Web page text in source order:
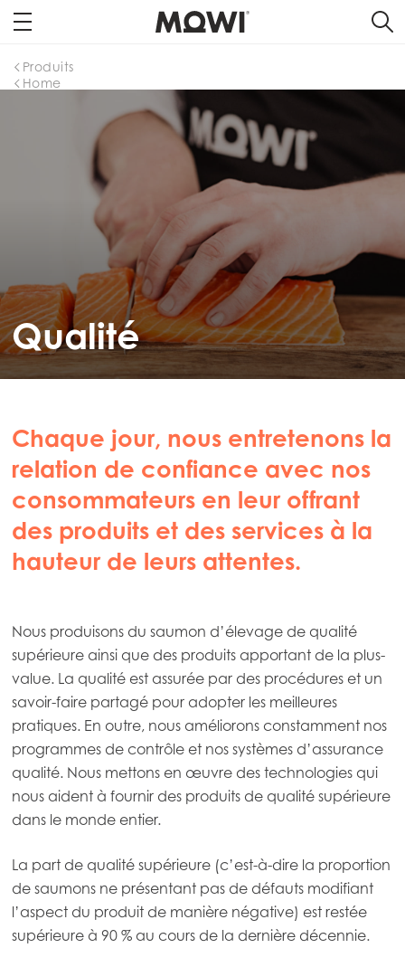
Home
Produits
Qualité
Chaque jour, nous entretenons la
relation de confiance avec nos
consommateurs en leur offrant
des produits et des services à la
hauteur de leurs attentes.
Nous produisons du saumon d’élevage de qualité
supérieure ainsi que des produits apportant de la plus-
value. La qualité est assurée par des procédures et un
savoir-faire partagé pour adopter les meilleures
pratiques. En outre, nous améliorons constamment nos
programmes de contrôle et nos systèmes d’assurance
qualité. Nous mettons en œuvre des technologies qui
nous aident à fournir des produits de qualité supérieure
dans le monde entier.
La part de qualité supérieure (c’est-à-dire la proportion
de saumons ne présentant pas de défauts modifiant
l’aspect du produit de manière négative) est restée
supérieure à 90 % au cours de la dernière décennie.